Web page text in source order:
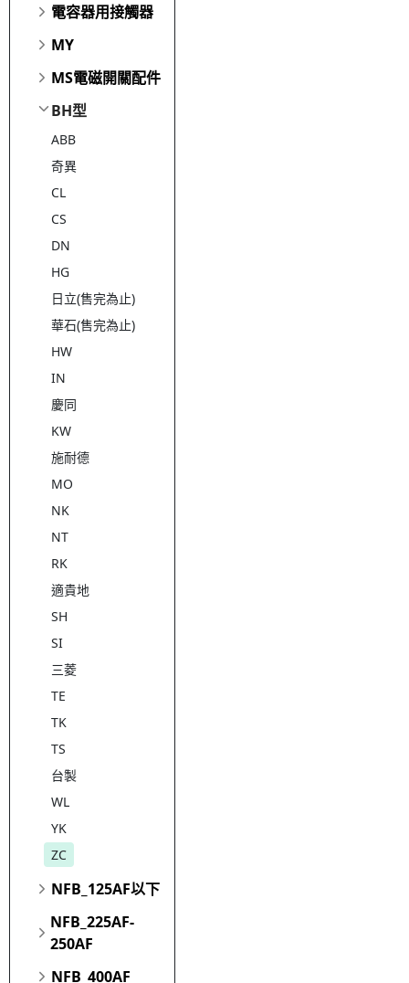
電容器用接觸器
MY
MS電磁開關配件
BH型
ABB
奇異
CL
CS
DN
HG
日立(售完為止)
華石(售完為止)
HW
IN
慶同
KW
施耐德
MO
NK
NT
RK
適貴地
SH
SI
三菱
TE
TK
TS
台製
WL
YK
ZC
NFB_125AF以下
NFB_225AF-
250AF
NFB_400AF